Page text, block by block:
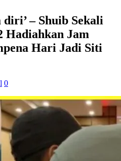
– Shuib Sekali
Hadiahkan Jam
Hari Jadi Siti
0